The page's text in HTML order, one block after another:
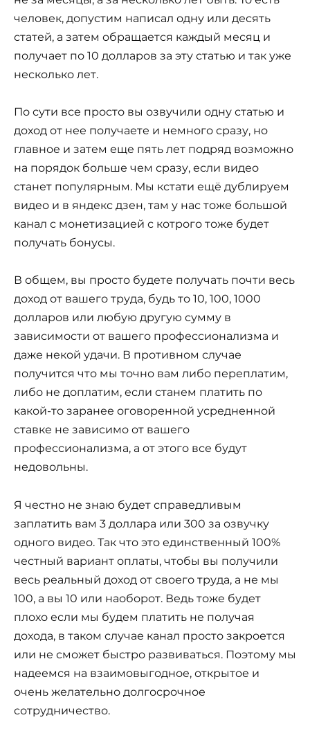
человек, допустим написал одну или десять
статей, а затем обращается каждый месяц и
получает по 10 долларов за эту статью и так уже
несколько лет.
По сути все просто вы озвучили одну статью и
доход от нее получаете и немного сразу, но
главное и затем еще пять лет подряд возможно
на порядок больше чем сразу, если видео
станет популярным. Мы кстати ещё дублируем
видео и в яндекс дзен, там у нас тоже большой
канал с монетизацией с котрого тоже будет
получать бонусы.
В общем, вы просто будете получать почти весь
доход от вашего труда, будь то 10, 100, 1000
долларов или любую другую сумму в
зависимости от вашего профессионализма и
даже некой удачи. В противном случае
получится что мы точно вам либо переплатим,
либо не доплатим, если станем платить по
какой-то заранее оговоренной усредненной
ставке не зависимо от вашего
профессионализма, а от этого все будут
недовольны.
Я честно не знаю будет справедливым
заплатить вам 3 доллара или 300 за озвучку
одного видео. Так что это единственный 100%
честный вариант оплаты, чтобы вы получили
весь реальный доход от своего труда, а не мы
100, а вы 10 или наоборот. Ведь тоже будет
плохо если мы будем платить не получая
дохода, в таком случае канал просто закроется
или не сможет быстро развиваться. Поэтому мы
надеемся на взаимовыгодное, открытое и
очень желательно долгосрочное
сотрудничество.